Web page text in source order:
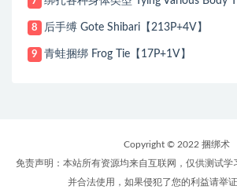
8 后手缚 Gote Shibari【213P+4V】
9 青蛙捆绑 Frog Tie【17P+1V】
Copyright © 2022 捆绑术
免责声明：本站所有资源均来自互联网，仅供测试学
并合法使用，如果侵犯了您的利益请举证